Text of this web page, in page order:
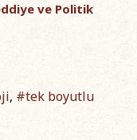
ve Politik
, #tek boyutlu